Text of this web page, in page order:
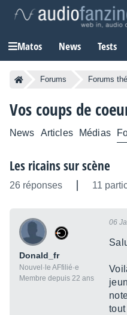
Matos News Tests
Forums Forums
Vos coups de
News Articles Médias
Les ricains sur scène
26 réponses 11
Donald_fr
Nouvel·le AFfilié·e
Membre depuis 22 ans
06